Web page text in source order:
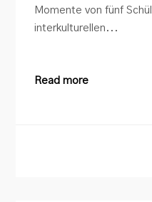
Momente von fünf
interkulturellen...
Read more